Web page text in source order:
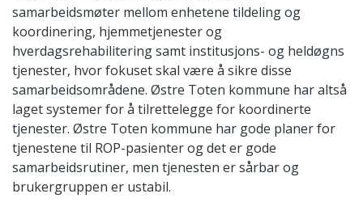
samarbeidsmøter mellom enhetene tildeling og
koordinering, hjemmetjenester og
hverdagsrehabilitering samt institusjons- og heldøgns
tjenester, hvor fokuset skal være å sikre disse
samarbeidsområdene. Østre Toten kommune har altså
laget systemer for å tilrettelegge for koordinerte
tjenester. Østre Toten kommune har gode planer for
tjenestene til ROP-pasienter og det er gode
samarbeidsrutiner, men tjenesten er sårbar og
brukergruppen er ustabil.